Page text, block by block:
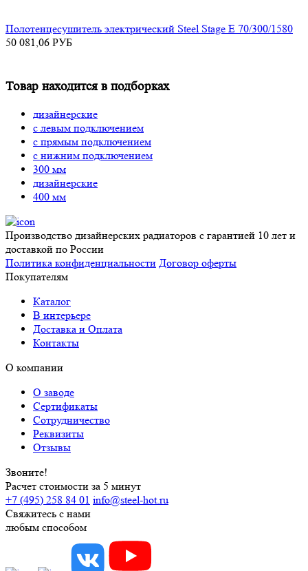
Полотенцесушитель электрический Steel Stage E 70/300/1580
50 081,06 РУБ
Товар находится в подборках
дизайнерские
с левым подключением
с прямым подключением
с нижним подключением
300 мм
дизайнерские
400 мм
Производство дизайнерских радиаторов с гарантией 10 лет и
доставкой по России
Политика конфиденциальности Договор оферты
Покупателям
Каталог
В интерьере
Доставка и Оплата
Контакты
О компании
О заводе
Сертификаты
Сотрудничество
Реквизиты
Отзывы
Звоните!
Расчет стоимости за 5 минут
+7 (495) 258 84 01 info@steel-hot.ru
Свяжитесь с нами
любым способом